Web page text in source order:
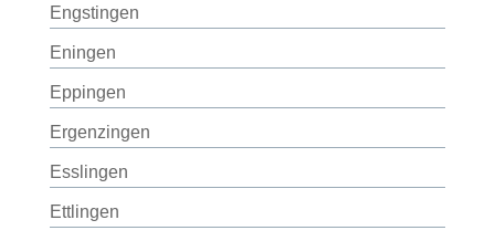
Engstingen
Eningen
Eppingen
Ergenzingen
Esslingen
Ettlingen